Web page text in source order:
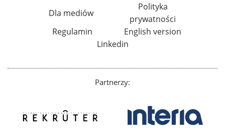
Dla mediów
Polityka
prywatności
Regulamin
English version
Linkedin
Partnerzy: